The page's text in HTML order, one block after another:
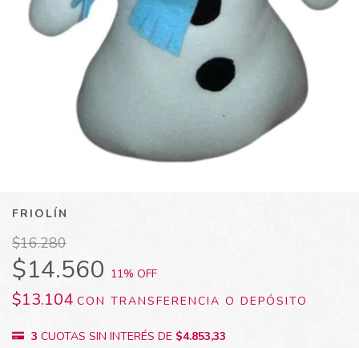
FRIOLÍN
$16.280
$14.560 11% OFF
$13.104 CON TRANSFERENCIA O DEPÓSITO
3 CUOTAS SIN INTERÉS DE $4.853,33